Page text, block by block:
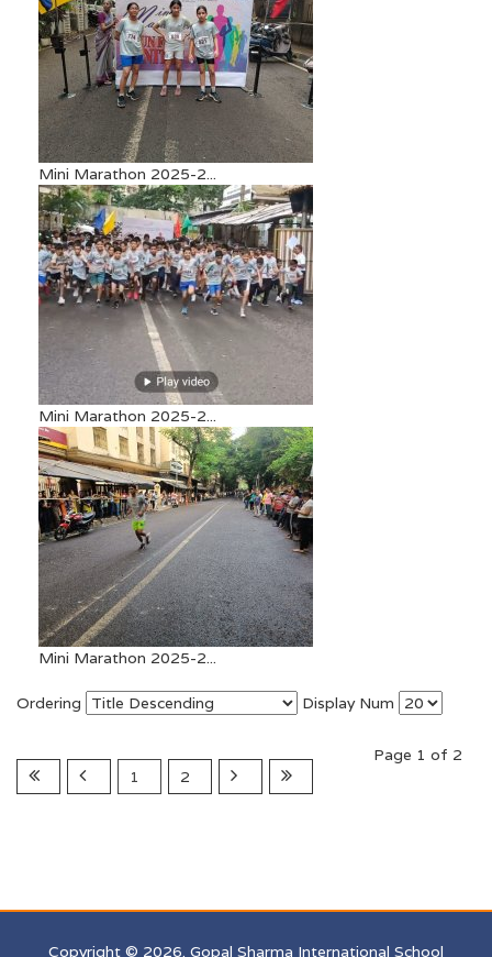
Mini Marathon 2025-2...
Mini Marathon 2025-2...
Mini Marathon 2025-2...
Ordering Display Num
Page 1 of 2
1
2
Copyright © 2026. Gopal Sharma International School